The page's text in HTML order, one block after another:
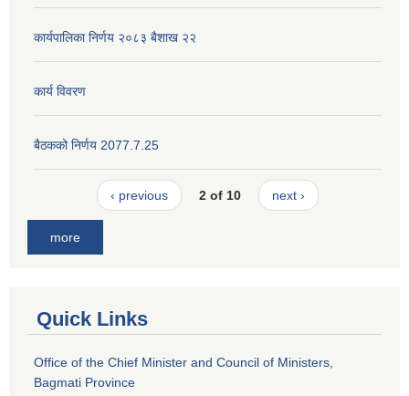
कार्यपालिका निर्णय २०८३ बैशाख २२
कार्य विवरण
बैठकको निर्णय 2077.7.25
‹ previous 2 of 10 next ›
more
Quick Links
Office of the Chief Minister and Council of Ministers,
Bagmati Province